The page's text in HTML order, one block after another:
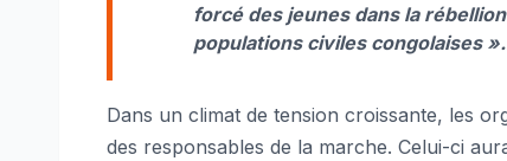
forcé des jeunes dans la
populations civiles congolaises ».
Dans un climat de tension croissante, les
des responsables de la marche. Celui-ci